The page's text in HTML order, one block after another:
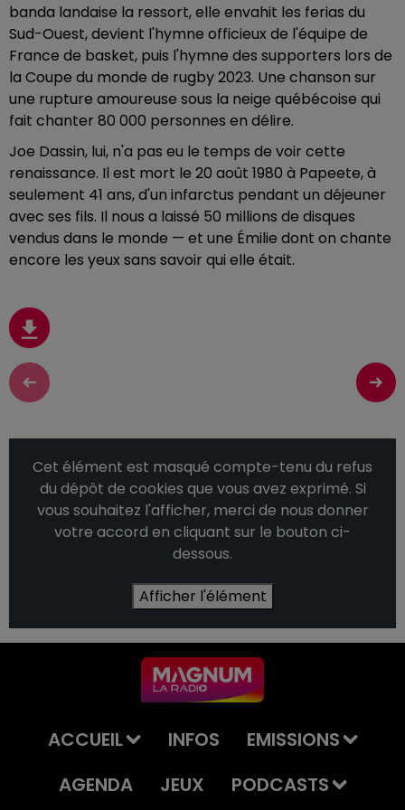
banda landaise la ressort, elle envahit les ferias du
Sud-Ouest, devient l'hymne officieux de l'équipe de
France de basket, puis l'hymne des supporters lors de
la Coupe du monde de rugby 2023. Une chanson sur
une rupture amoureuse sous la neige québécoise qui
fait chanter 80 000 personnes en délire.
Joe Dassin, lui, n'a pas eu le temps de voir cette
renaissance. Il est mort le 20 août 1980 à Papeete, à
seulement 41 ans, d'un infarctus pendant un déjeuner
avec ses fils. Il nous a laissé 50 millions de disques
vendus dans le monde — et une Émilie dont on chante
encore les yeux sans savoir qui elle était.
Cet élément est masqué compte-tenu du refus
du dépôt de cookies que vous avez exprimé. Si
vous souhaitez l'afficher, merci de nous donner
votre accord en cliquant sur le bouton ci-
dessous.
Afficher l'élément
ACCUEIL INFOS
EMISSIONS
AGENDA
JEUX PODCASTS